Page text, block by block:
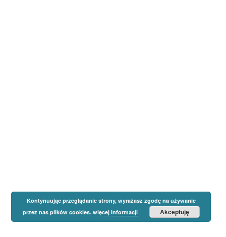
Kontynuując przeglądanie strony, wyrażasz zgodę na używanie
przez nas plików cookies. więcej informacji Akceptuję